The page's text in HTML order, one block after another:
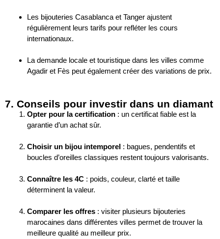
Les bijouteries Casablanca et Tanger ajustent
régulièrement leurs tarifs pour refléter les cours
internationaux.
La demande locale et touristique dans les villes comme
Agadir et Fès peut également créer des variations de prix.
7. Conseils pour investir dans un diamant
Opter pour la certification : un certificat fiable est la
garantie d’un achat sûr.
Choisir un bijou intemporel : bagues, pendentifs et
boucles d’oreilles classiques restent toujours valorisants.
Connaître les 4C : poids, couleur, clarté et taille
déterminent la valeur.
Comparer les offres : visiter plusieurs bijouteries
marocaines dans différentes villes permet de trouver la
meilleure qualité au meilleur prix.